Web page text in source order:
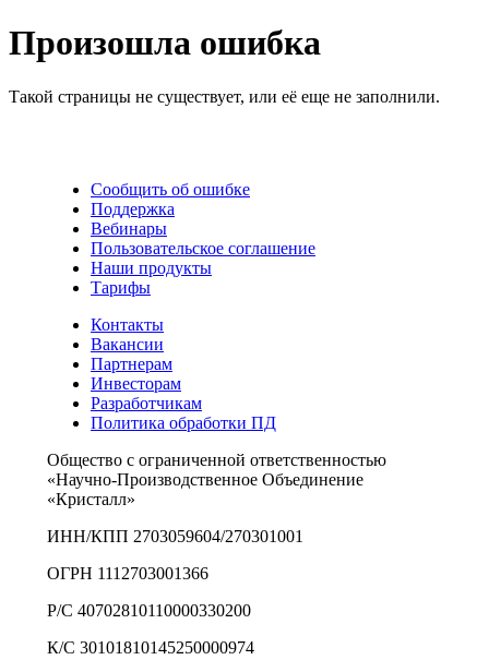
Произошла ошибка
Такой страницы не существует, или её еще не заполнили.
Сообщить об ошибке
Поддержка
Вебинары
Пользовательское соглашение
Наши продукты
Тарифы
Контакты
Вакансии
Партнерам
Инвесторам
Разработчикам
Политика обработки ПД
Общество с ограниченной ответственностью
«Научно-Производственное Объединение
«Кристалл»
ИНН/КПП 2703059604/270301001
ОГРН 1112703001366
Р/С 40702810110000330200
К/С 30101810145250000974